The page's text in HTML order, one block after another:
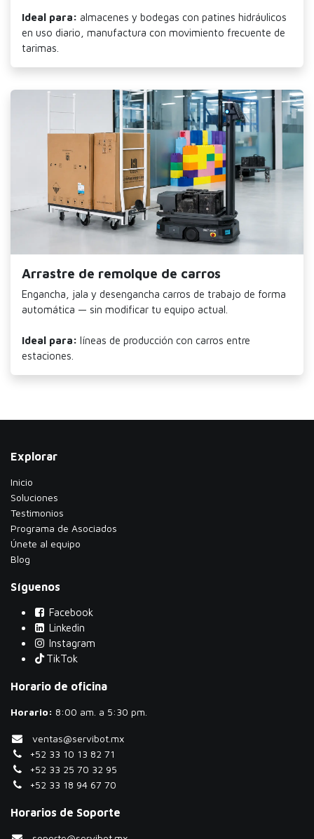
Ideal para: almacenes y bodegas con patines hidráulicos
en uso diario, manufactura con movimiento frecuente de
tarimas.
Arrastre de remolque de carros
Engancha, jala y desengancha carros de trabajo de forma
automática — sin modificar tu equipo actual.
Ideal para: líneas de producción con carros entre
estaciones.
Explorar
Inicio
Soluciones
Testimonios
​Programa de Asociados
Únete al equipo
Blog
Síguenos
Facebook
Linkedin
Instagram
TikTok
Horario de oficina
Horario: ​8:00 am. a 5:30 pm.
ventas@servibot.mx
+52 33 10 13 82 71
+52 33 25 70 32 95
+52 33 18 94 67 70
Horarios de Soporte